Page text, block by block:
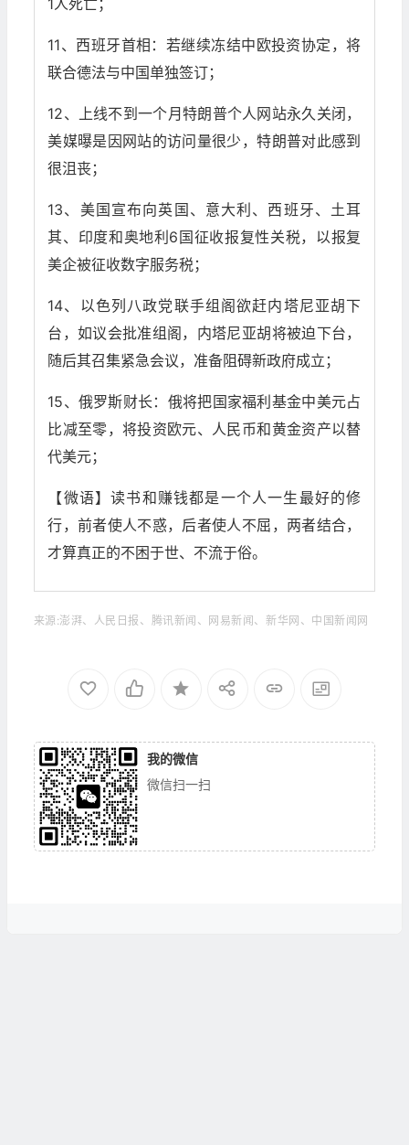
1人死亡；
11、西班牙首相：若继续冻结中欧投资协定，将
联合德法与中国单独签订；
12、上线不到一个月特朗普个人网站永久关闭，
美媒曝是因网站的访问量很少，特朗普对此感到
很沮丧；
13、美国宣布向英国、意大利、西班牙、土耳
其、印度和奥地利6国征收报复性关税，以报复
美企被征收数字服务税；
14、以色列八政党联手组阁欲赶内塔尼亚胡下
台，如议会批准组阁，内塔尼亚胡将被迫下台，
随后其召集紧急会议，准备阻碍新政府成立；
15、俄罗斯财长：俄将把国家福利基金中美元占
比减至零，将投资欧元、人民币和黄金资产以替
代美元；
【微语】读书和赚钱都是一个人一生最好的修
行，前者使人不惑，后者使人不屈，两者结合，
才算真正的不困于世、不流于俗。
来源:澎湃、人民日报、腾讯新闻、网易新闻、新华网、中国新闻网
我的微信
微信扫一扫